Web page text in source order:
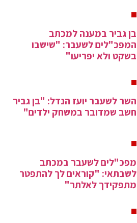
בן גביר במענה למכתב
המפכ"לים לשעבר: "שישבו
בשקט ולא יפריעו"
השר לשעבר יועז הנדל: "בן גביר
חשב שמדובר במשחק ילדים"
מפכ"לים לשעבר במכתב
לשבתאי: "קוראים לך להתפטר
מתפקידך לאלתר"